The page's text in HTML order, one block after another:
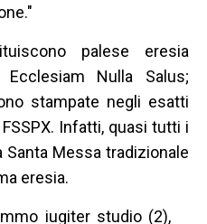
palese eresia
Nulla Salus;
stampate negli esatti
Infatti, quasi tutti i
Messa tradizionale
eresia.
iugiter studio (2),